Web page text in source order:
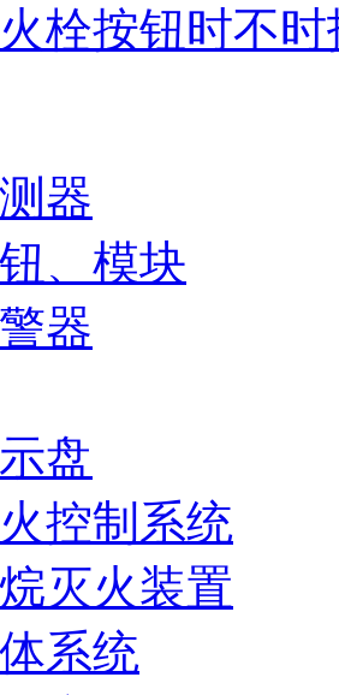
栓按钮时不
器
、模块
器
盘
控制系统
灭火装置
系统